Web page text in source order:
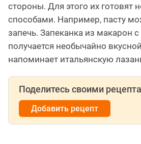
стороны. Для этого их готовят
способами. Например, пасту
запечь. Запеканка из макарон
получается необычайно
напоминает итальянскую
Поделитесь своими
Добавить рецепт